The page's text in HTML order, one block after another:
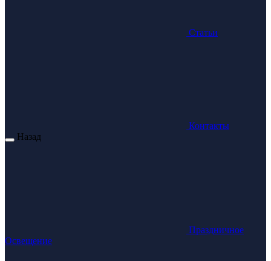
Статьи
Контакты
Назад
Праздничное
Освещение